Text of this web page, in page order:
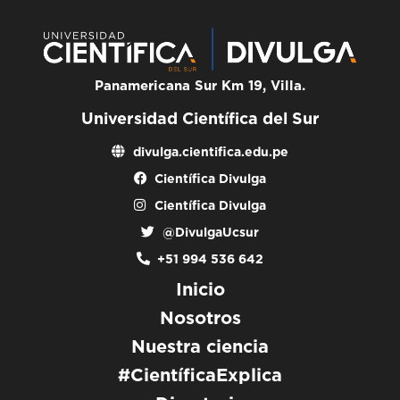
Panamericana Sur Km 19, Villa.
Universidad Científica del Sur
divulga.cientifica.edu.pe
Científica Divulga
Científica Divulga
@DivulgaUcsur
+51 994 536 642
Inicio
Nosotros
Nuestra ciencia
#CientíficaExplica